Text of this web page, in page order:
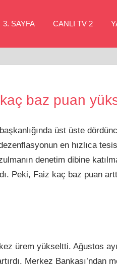
3. SAYFA CANLI TV 2
baz puan
üst üste
en hızlıca
denetim dibine
Peki, Faiz kaç baz puan
ürem yükseltti. Ağustos
Merkez Bankası’ndan